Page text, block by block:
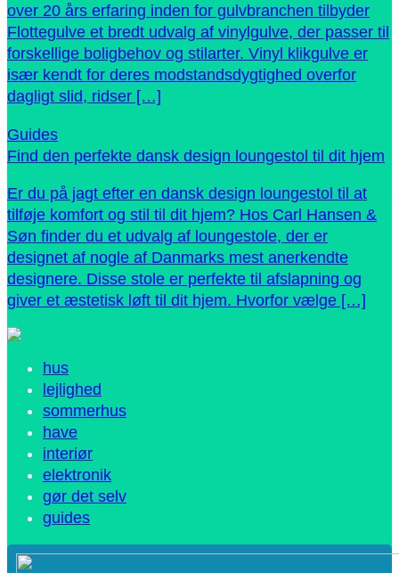
over 20 års erfaring inden for gulvbranchen tilbyder
Flottegulve et bredt udvalg af vinylgulve, der passer til
forskellige boligbehov og stilarter. Vinyl klikgulve er
især kendt for deres modstandsdygtighed overfor
dagligt slid, ridser […]
Guides
Find den perfekte dansk design loungestol til dit hjem
Er du på jagt efter en dansk design loungestol til at
tilføje komfort og stil til dit hjem? Hos Carl Hansen &
Søn finder du et udvalg af loungestole, der er
designet af nogle af Danmarks mest anerkendte
designere. Disse stole er perfekte til afslapning og
giver et æstetisk løft til dit hjem. Hvorfor vælge […]
hus
lejlighed
sommerhus
have
interiør
elektronik
gør det selv
guides